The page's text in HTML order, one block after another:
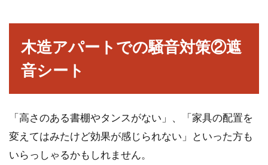
木造アパートでの騒音対策②遮
音シート
「高さのある書棚やタンスがない」、「家具の配置を
変えてはみたけど効果が感じられない」といった方も
いらっしゃるかもしれません。